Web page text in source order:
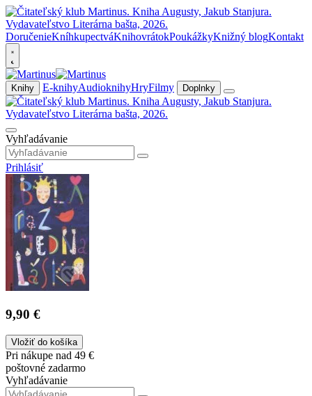
DoručenieKníhkupectváKnihovrátokPoukážkyKnižný blogKontakt
Knihy E-knihyAudioknihyHryFilmy Doplnky
Vyhľadávanie
Prihlásiť
9,90 €
Vložiť do košíka
Pri nákupe nad 49 €
poštovné zadarmo
Vyhľadávanie